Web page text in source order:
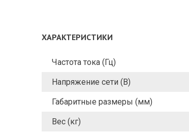
ХАРАКТЕРИСТИКИ
Частота тока (Гц)
Напряжение сети (В)
Габаритные размеры (мм)
Вес (кг)